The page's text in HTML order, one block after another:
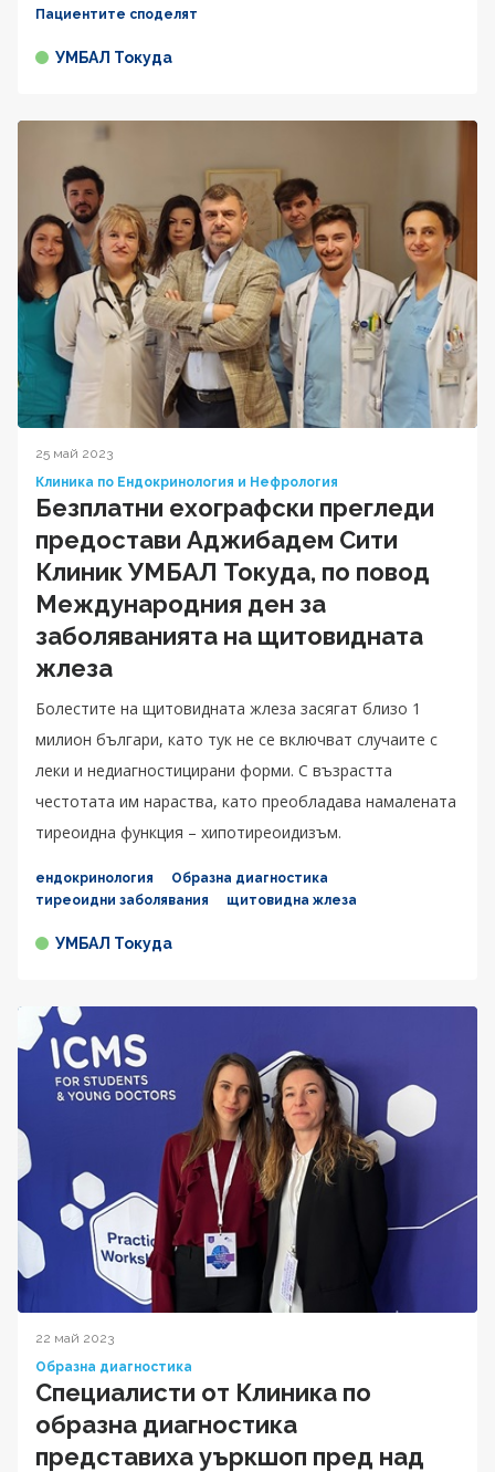
Пациентите споделят
УМБАЛ Токуда
25 май 2023
Клиника по Ендокринология и Нефрология
Безплатни ехографски прегледи
предостави Аджибадем Сити
Клиник УМБАЛ Токуда, по повод
Международния ден за
заболяванията на щитовидната
жлеза
Болестите на щитовидната жлеза засягат близо 1
милион българи, като тук не се включват случаите с
леки и недиагностицирани форми. С възрастта
честотата им нараства, като преобладава намалената
тиреоидна функция – хипотиреоидизъм.
ендокринология
Образна диагностика
тиреоидни заболявания
щитовидна жлеза
УМБАЛ Токуда
22 май 2023
Образна диагностика
Специалисти от Клиника по
образна диагностика
представиха уъркшоп пред над